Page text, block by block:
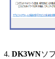
4. DK3WNソ